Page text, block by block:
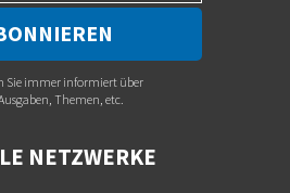
Sie immer informiert über
Themen, etc.
NETZWERKE